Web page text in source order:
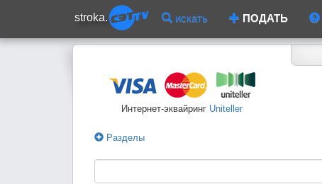
stroka. искать ПОДАТЬ
Интернет-эквайринг Uniteller
Разделы